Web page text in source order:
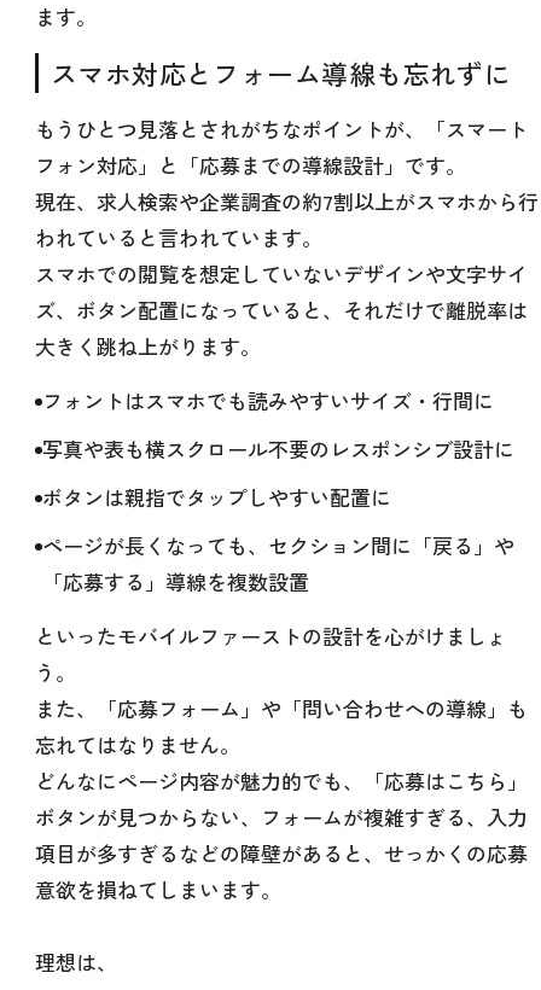
ます。
スマホ対応とフォーム導線も忘れずに
もうひとつ見落とされがちなポイントが、「スマート
フォン対応」と「応募までの導線設計」です。
現在、求人検索や企業調査の約7割以上がスマホから行
われていると言われています。
スマホでの閲覧を想定していないデザインや文字サイ
ズ、ボタン配置になっていると、それだけで離脱率は
大きく跳ね上がります。
フォントはスマホでも読みやすいサイズ・行間に
写真や表も横スクロール不要のレスポンシブ設計に
ボタンは親指でタップしやすい配置に
ページが長くなっても、セクション間に「戻る」や
「応募する」導線を複数設置
といったモバイルファーストの設計を心がけましょ
う。
また、「応募フォーム」や「問い合わせへの導線」も
忘れてはなりません。
どんなにページ内容が魅力的でも、「応募はこちら」
ボタンが見つからない、フォームが複雑すぎる、入力
項目が多すぎるなどの障壁があると、せっかくの応募
意欲を損ねてしまいます。
理想は、